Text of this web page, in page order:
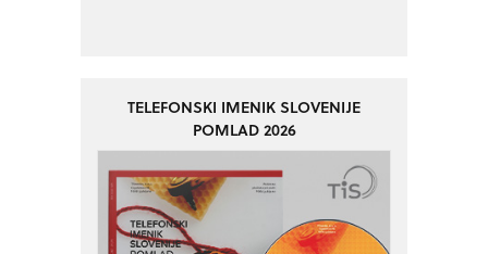
TELEFONSKI IMENIK SLOVENIJE
POMLAD 2026